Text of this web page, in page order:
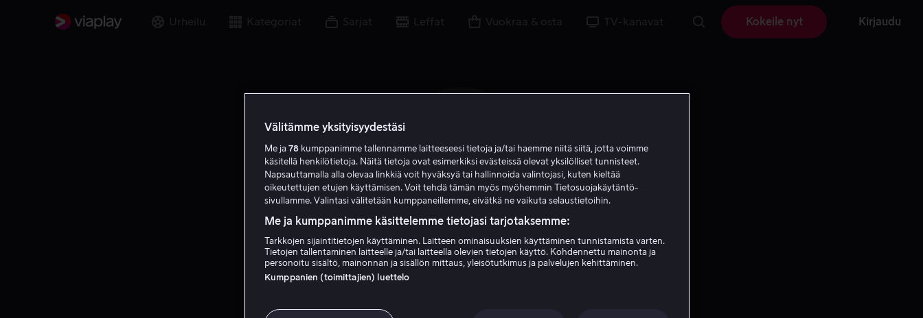
Urheilu Kategoriat Sarjat Leffat Vuokraa & osta TV-kanavat Kokeile nyt Kirjaudu
W P
William Petersen
Tuotannonjohtaja
Välitämme yksityisyydestäsi
Me ja 78 kumppanimme tallennamme laitteeseesi tietoja ja/tai haemme niitä siitä, jotta voimme
käsitellä henkilötietoja. Näitä tietoja ovat esimerkiksi evästeissä olevat yksilölliset tunnisteet.
Napsauttamalla alla olevaa linkkiä voit hyväksyä tai hallinnoida valintojasi, kuten kieltää
oikeutettujen etujen käyttämisen. Voit tehdä tämän myös myöhemmin Tietosuojakäytäntö-
sivullamme. Valintasi välitetään kumppaneillemme, eivätkä ne vaikuta selaustietoihin.
Me ja kumppanimme käsittelemme tietojasi tarjotaksemme:
Tarkkojen sijaintitietojen käyttäminen. Laitteen ominaisuuksien käyttäminen tunnistamista varten.
Tietojen tallentaminen laitteelle ja/tai laitteella olevien tietojen käyttö. Kohdennettu mainonta ja
personoitu sisältö, mainonnan ja sisällön mittaus, yleisötutkimus ja palvelujen kehittäminen.
Kumppanien (toimittajien) luettelo